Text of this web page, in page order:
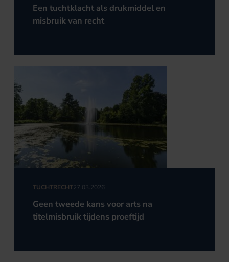
Een tuchtklacht als drukmiddel en
misbruik van recht
TUCHTRECHT27.03.2026
Geen tweede kans voor arts na
titelmisbruik tijdens proeftijd